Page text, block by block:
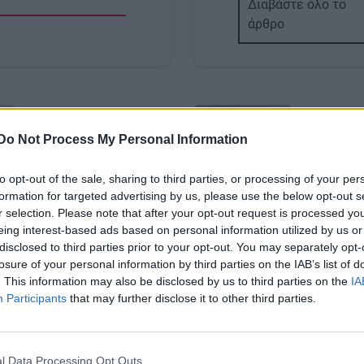
Do Not Process My Personal Information
opt-out of the sale, sharing to third parties, or processing of your
for targeted advertising by us, please use the below opt-out
selection. Please note that after your opt-out request is processed
interest-based ads based on personal information utilized by us
to third parties prior to your opt-out. You may separately
of your personal information by third parties on the IAB’s list of
This information may also be disclosed by us to third parties on the
Participants that may further disclose it to other third parties.
Data Processing Opt Outs
Διαβάστε όλο το
άρθρο
Λάσπη και φερτά
η νεροποντή
(εικόνες)
Image
ΚΡΗΤΗ
Ηράκλειο: Βάρκα με
μετανάστες σε
παραλία του νότου
μεταναστών